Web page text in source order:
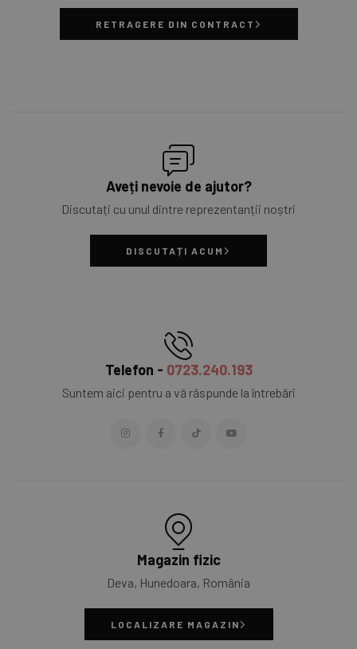
RETRAGERE DIN CONTRACT
Aveți nevoie de ajutor?
Discutați cu unul dintre reprezentanții noștri
DISCUTAȚI ACUM
Telefon - 0723.240.193
Suntem aici pentru a vă răspunde la întrebări
Magazin fizic
Deva, Hunedoara, România
LOCALIZARE MAGAZIN